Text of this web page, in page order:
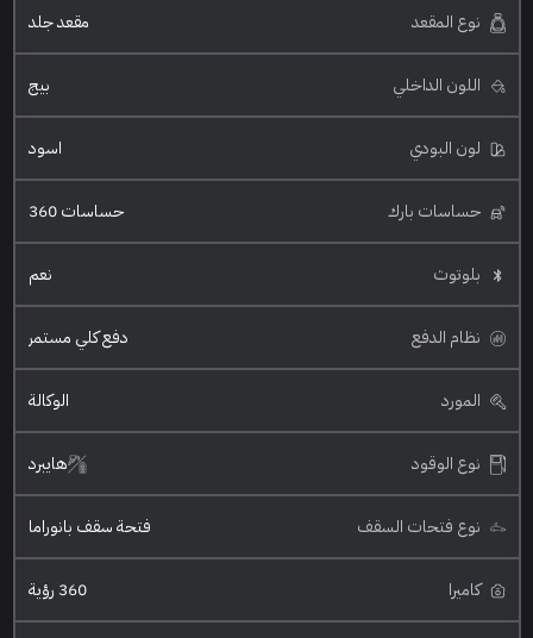
نوع المقعد مقعد جلد
اللون الداخلي بيج
لون البودي اسود
حساسات بارك حساسات 360
بلوتوث نعم
نظام الدفع دفع كلي مستمر
المورد الوكالة
نوع الوقود هايبرد
نوع فتحات السقف فتحة سقف بانوراما
كاميرا 360 رؤية